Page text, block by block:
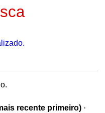
recente primeiro) ·